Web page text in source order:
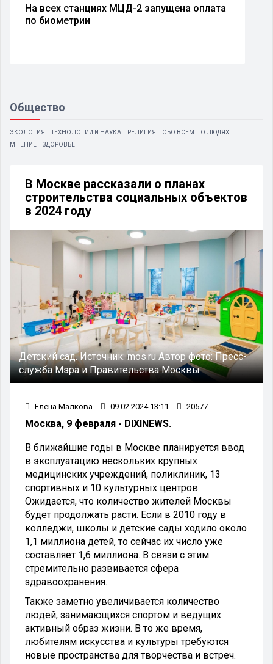
На всех станциях МЦД-2 запущена оплата
по биометрии
Общество
ЭКОЛОГИЯ ТЕХНОЛОГИИ И НАУКА РЕЛИГИЯ ОБО ВСЕМ
О ЛЮДЯХ
МНЕНИЕ
ЗДОРОВЬЕ
В Москве рассказали о планах
строительства социальных объектов
в 2024 году
Детский сад.Источник:mos.ruАвтор фото:Пресс-
служба Мэра и Правительства Москвы
Елена Малкова 09.02.2024 13:11 20577
Москва, 9 февраля - DIXINEWS.
В ближайшие годы в Москве планируется ввод
в эксплуатацию нескольких крупных
медицинских учреждений, поликлиник, 13
спортивных и 10 культурных центров.
Ожидается, что количество жителей Москвы
будет продолжать расти. Если в 2010 году в
колледжи, школы и детские сады ходило около
1,1 миллиона детей, то сейчас их число уже
составляет 1,6 миллиона. В связи с этим
стремительно развивается сфера
здравоохранения.
Также заметно увеличивается количество
людей, занимающихся спортом и ведущих
активный образ жизни. В то же время,
любителям искусства и культуры требуются
новые пространства для творчества и встреч.